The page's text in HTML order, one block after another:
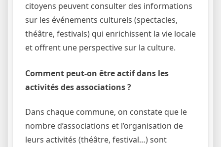
citoyens peuvent consulter des informations
sur les événements culturels (spectacles,
théâtre, festivals) qui enrichissent la vie locale
et offrent une perspective sur la culture.
Comment peut-on être actif dans les
activités des associations ?
Dans chaque commune, on constate que le
nombre d’associations et l’organisation de
leurs activités (théâtre, festival…) sont